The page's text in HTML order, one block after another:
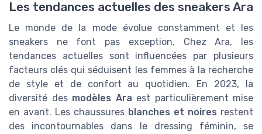
Les tendances actuelles des sneakers Ara
Le monde de la mode évolue constamment et les
sneakers ne font pas exception. Chez Ara, les
tendances actuelles sont influencées par plusieurs
facteurs clés qui séduisent les femmes à la recherche
de style et de confort au quotidien. En 2023, la
diversité des modèles Ara est particulièrement mise
en avant. Les chaussures blanches et noires restent
des incontournables dans le dressing féminin, se